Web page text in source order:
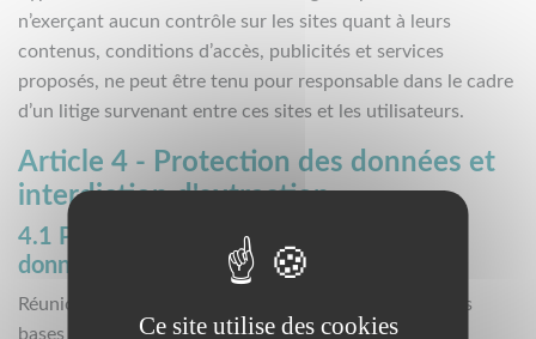
n’exerçant aucun contrôle sur les sites quant à leurs
contenus, conditions d’accès, publicités et services
proposés, ne peut être tenu pour responsable dans le cadre
d’un litige survenant entre ces sites et les utilisateurs.
Article 4 - Protection des données et
interdiction d'extraction
4.1 Propriété intellectuelle et bases de
données
Réunion Prospective Compétences est producteur des
bases de données liées au Site et à ses Applications
Ce site utilise des cookies